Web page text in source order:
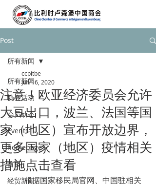
Post
所有新闻
协会活动
会员动态
Events
homepage
首页
经贸新闻
所有新闻
注意！欧亚经济委员会允许
大豆出口，波兰、法国等国
家（地区）宣布开放边界，
更多国家（地区）疫情相关
措施点击查看
ccpitbe
Jun 16, 2020
        根据国家移民局官网、中国驻相关